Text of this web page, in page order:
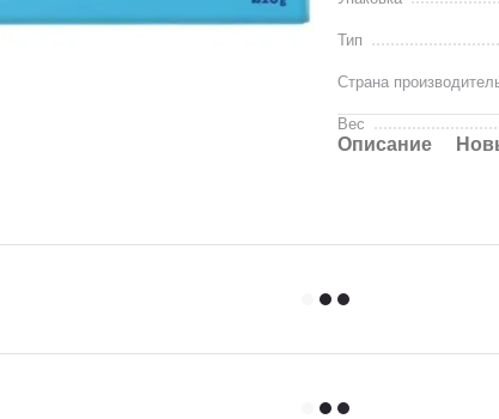
Тип
Страна
Вес
Описание